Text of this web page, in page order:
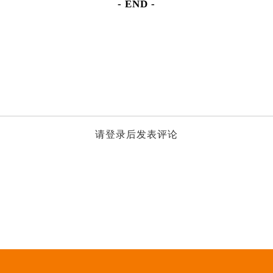
- END -
请登录后发表评论